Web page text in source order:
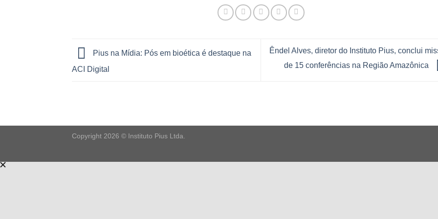
Pius na Mídia: Pós em bioética é destaque na
ACI Digital
Êndel Alves, diretor do Instituto Pius, conclui
de 15 conferências na Região Amazônica
Copyright 2026 © Instituto Pius Ltda.